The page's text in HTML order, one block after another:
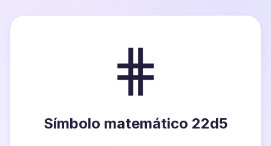
⋕
Símbolo matemático 22d5